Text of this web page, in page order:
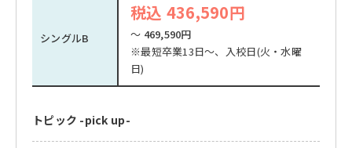
シングルB
税込 436,590円
～ 469,590円
※最短卒業13日～、入校日(火・水曜
日)
トピック -pick up-